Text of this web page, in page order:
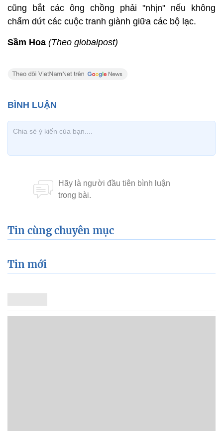
cũng bắt các ông chồng phải "nhịn" nếu không
chấm dứt các cuộc tranh giành giữa các bộ lạc.
Sầm Hoa (Theo globalpost)
Tin cùng chuyên mục
Tin mới